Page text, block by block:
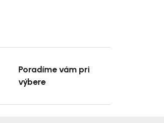
Poradíme vám pri
výbere